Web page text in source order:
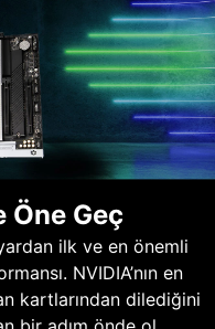
Öne Geç
ilk ve en önemli
NVIDIA’nın en
kartlarından dilediğini